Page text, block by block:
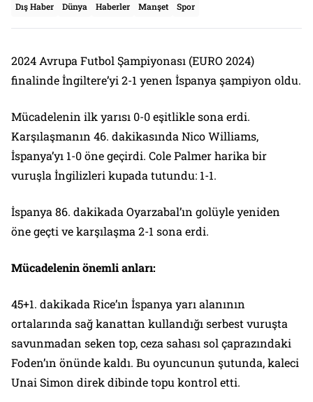
Dış Haber Dünya Haberler Manşet Spor
2024 Avrupa Futbol Şampiyonası (EURO 2024)
finalinde İngiltere’yi 2-1 yenen İspanya şampiyon oldu.
Mücadelenin ilk yarısı 0-0 eşitlikle sona erdi.
Karşılaşmanın 46. dakikasında Nico Williams,
İspanya’yı 1-0 öne geçirdi. Cole Palmer harika bir
vuruşla İngilizleri kupada tutundu: 1-1.
İspanya 86. dakikada Oyarzabal’ın golüyle yeniden
öne geçti ve karşılaşma 2-1 sona erdi.
Mücadelenin önemli anları:
45+1. dakikada Rice’ın İspanya yarı alanının
ortalarında sağ kanattan kullandığı serbest vuruşta
savunmadan seken top, ceza sahası sol çaprazındaki
Foden’ın önünde kaldı. Bu oyuncunun şutunda, kaleci
Unai Simon direk dibinde topu kontrol etti.